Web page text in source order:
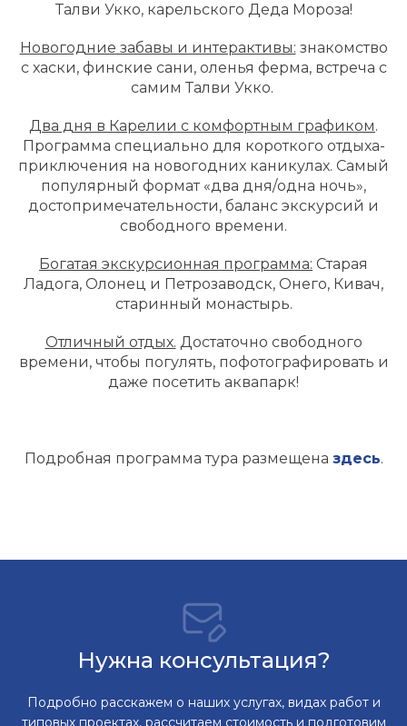
Талви Укко, карельского Деда Мороза!
Новогодние забавы и интерактивы: знакомство
с хаски, финские сани, оленья ферма, встреча с
самим Талви Укко.
Два дня в Карелии с комфортным графиком.
Программа специально для короткого отдыха-
приключения на новогодних каникулах. Самый
популярный формат «два дня/одна ночь»,
достопримечательности, баланс экскурсий и
свободного времени.
Богатая экскурсионная программа: Старая
Ладога, Олонец и Петрозаводск, Онего, Кивач,
старинный монастырь.
Отличный отдых. Достаточно свободного
времени, чтобы погулять, пофотографировать и
даже посетить аквапарк!
Подробная программа тура размещена здесь.
Нужна консультация?
Подробно расскажем о наших услугах, видах работ и
типовых проектах, рассчитаем стоимость и подготовим